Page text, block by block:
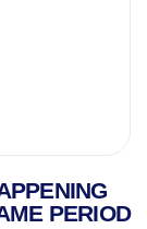
PERIOD